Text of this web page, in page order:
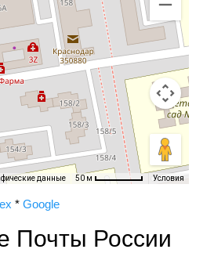
данные 50 м Условия
* Google
Почты России